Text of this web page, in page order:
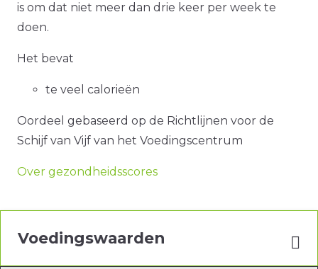
is om dat niet meer dan drie keer per week te
doen.
Het bevat
te veel calorieën
Oordeel gebaseerd op de Richtlijnen voor de
Schijf van Vijf van het Voedingscentrum
Over gezondheidsscores
Voedingswaarden